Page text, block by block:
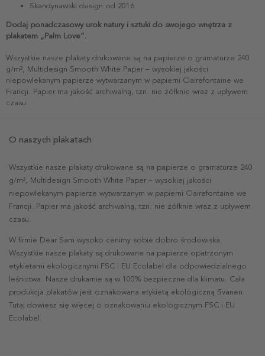
Skandynawski design od 2016
Dodaj ponadczasowy urok natury i sztuki do swojego wnętrza z
plakatem „Palm Love”.
Wszystkie nasze plakaty drukowane są na papierze o gramaturze 240
g/m², Multidesign Smooth White Paper – wysokiej jakości
niepowlekanym papierze wytwarzanym w papierni Clairefontaine we
Francji. Papier ma jakość archiwalną, tzn. nie żółknie wraz z upływem
czasu.
O naszych plakatach
Wszystkie nasze plakaty drukowane są na papierze o gramaturze 240
g/m², Multidesign Smooth White Paper – wysokiej jakości
niepowlekanym papierze wytwarzanym w papierni Clairefontaine we
Francji. Papier ma jakość archiwalną, tzn. nie żółknie wraz z upływem
czasu.
W firmie Dear Sam wysoko cenimy sobie dobro środowiska.
Wszystkie nasze plakaty są drukowane na papierze opatrzonym
etykietami ekologicznymi FSC i EU Ecolabel dla odpowiedzialnego
leśnictwa. Nasze drukarnie są w 100% bezpieczne dla klimatu. Cała
produkcja plakatów jest oznakowana etykietą ekologiczną Svanen.
Tutaj dowiesz się więcej o oznakowaniu ekologicznym FSC i EU
Ecolabel.